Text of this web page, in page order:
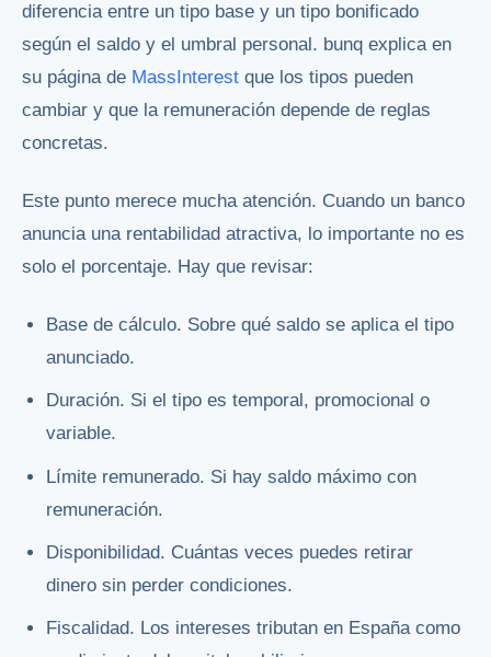
diferencia entre un tipo base y un tipo bonificado
según el saldo y el umbral personal. bunq explica en
su página de MassInterest que los tipos pueden
cambiar y que la remuneración depende de reglas
concretas.
Este punto merece mucha atención. Cuando un banco
anuncia una rentabilidad atractiva, lo importante no es
solo el porcentaje. Hay que revisar:
Base de cálculo. Sobre qué saldo se aplica el tipo
anunciado.
Duración. Si el tipo es temporal, promocional o
variable.
Límite remunerado. Si hay saldo máximo con
remuneración.
Disponibilidad. Cuántas veces puedes retirar
dinero sin perder condiciones.
Fiscalidad. Los intereses tributan en España como